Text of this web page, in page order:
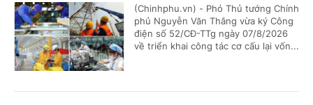
(Chinhphu.vn) - Phó Thủ tướng Chính
phủ Nguyễn Văn Thắng vừa ký Công
điện số 52/CĐ-TTg ngày 07/8/2026
về triển khai công tác cơ cấu lại vốn...